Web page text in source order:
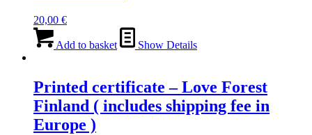
20,00 €
Add to basket Show Details
Printed certificate – Love Forest
Finland ( includes shipping fee in
Europe )